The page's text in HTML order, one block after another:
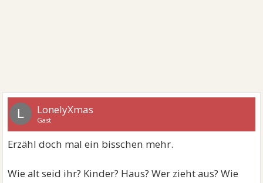
L LonelyXmas
Gast
Erzähl doch mal ein bisschen mehr.
Wie alt seid ihr? Kinder? Haus? Wer zieht aus? Wie